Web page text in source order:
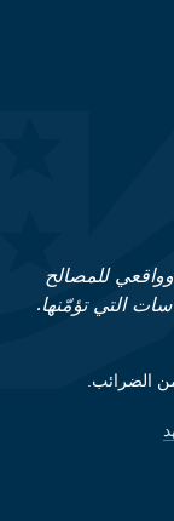
للمصالح
التي تؤمّنها.